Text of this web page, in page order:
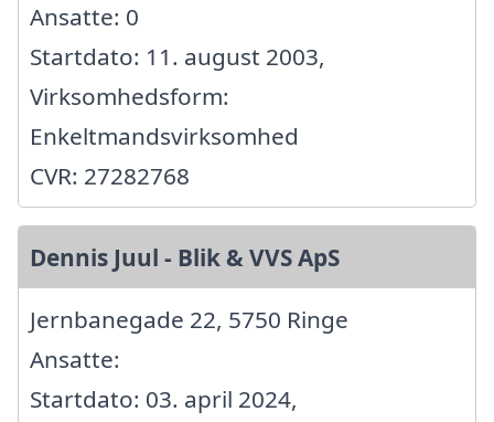
Ansatte: 0
Startdato: 11. august 2003,
Virksomhedsform:
Enkeltmandsvirksomhed
CVR: 27282768
Dennis Juul - Blik & VVS ApS
Jernbanegade 22, 5750 Ringe
Ansatte:
Startdato: 03. april 2024,